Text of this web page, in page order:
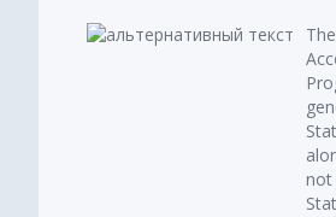
not